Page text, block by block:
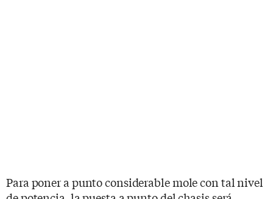
Para poner a punto considerable mole con tal nivel